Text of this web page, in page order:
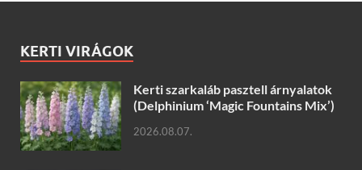
KERTI VIRÁGOK
Kerti szarkaláb pasztell árnyalatok
(Delphinium ‘Magic Fountains Mix’)
2026.08.07.